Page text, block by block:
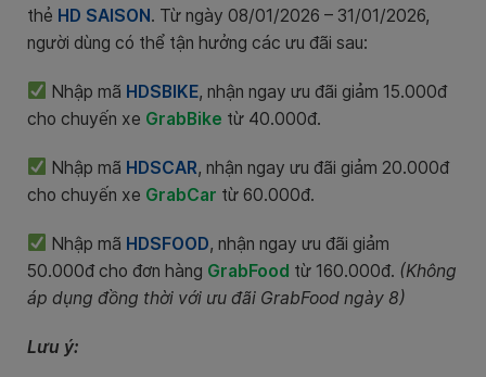
thẻ HD SAISON. Từ ngày 08/01/2026 – 31/01/2026,
người dùng có thể tận hưởng các ưu đãi sau:
Nhập mã HDSBIKE, nhận ngay ưu đãi giảm 15.000đ
cho chuyến xe GrabBike từ 40.000đ.
Nhập mã HDSCAR, nhận ngay ưu đãi giảm 20.000đ
cho chuyến xe GrabCar từ 60.000đ.
Nhập mã HDSFOOD, nhận ngay ưu đãi giảm
50.000đ cho đơn hàng GrabFood từ 160.000đ. (Không
áp dụng đồng thời với ưu đãi GrabFood ngày 8)
Lưu ý: